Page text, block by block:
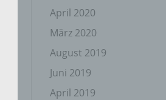
April 2020
März 2020
August 2019
Juni 2019
April 2019